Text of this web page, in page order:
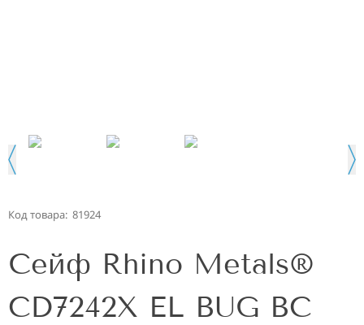
Код товара: 81924
Сейф Rhino Metals®
CD7242X EL BUG BC